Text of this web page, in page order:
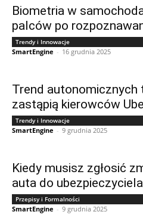
Biometria w
palców po
Trendy i Innowacje
SmartEngine - 16 grudnia 2025
Trend
zastąpią kierowców
Trendy i Innowacje
SmartEngine - 9 grudnia 2025
Kiedy musisz zgłosić
auta do
Przepisy i Formalności
SmartEngine - 9 grudnia 2025